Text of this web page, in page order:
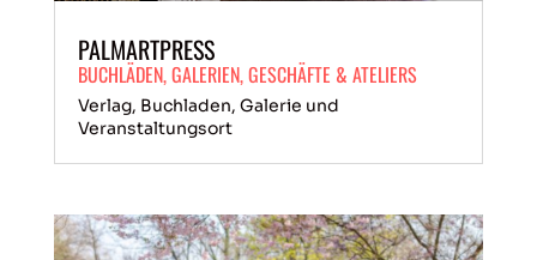
PALMARTPRESS
BUCHLÄDEN,GALERIEN,GESCHÄFTE & ATELIERS
Verlag, Buchladen, Galerie und
Veranstaltungsort